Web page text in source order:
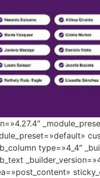
type=»4_4″